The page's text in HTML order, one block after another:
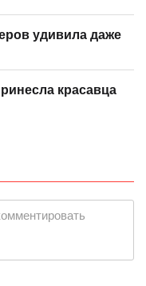
удивила даже
красавца